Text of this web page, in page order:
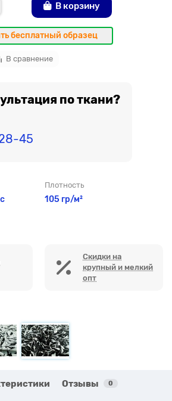
В корзину
бесплатный образец
В сравнение
по ткани?
45
Плотность
105 гр/м²
Скидки на
крупный и мелкий
опт
Отзывы 0